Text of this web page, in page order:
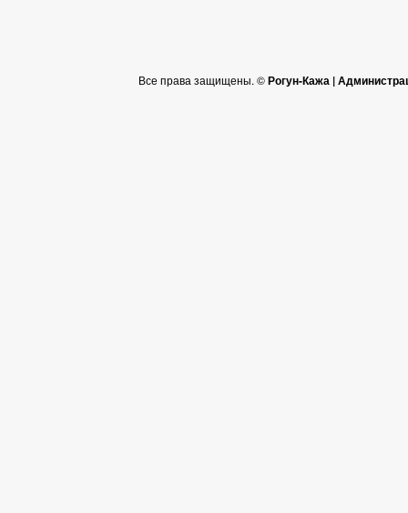
Все права защищены. ©Рогун-Кажа |